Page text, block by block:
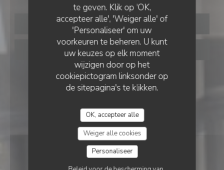
te geven. Klik op 'OK,
accepteer alle', 'Weiger alle' of
'Personaliseer' om uw
voorkeuren te beheren. U kunt
uw keuzes op elk moment
wijzigen door op het
cookiepictogram linksonder op
de sitepagina's te klikken.
OK, accepteer alle
Weiger alle cookies
Personaliseer
RESERVEER EEN TAFEL
AFHAAL